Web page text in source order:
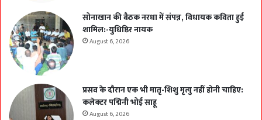
सोनाखान की बैठक नरधा में संपन्न, विधायक कविता हुई
शामिल:-युधिष्ठिर नायक
August 6, 2026
प्रसव के दौरान एक भी मातृ-शिशु मृत्यु नहीं होनी चाहिए:
कलेक्टर पद्मिनी भोई साहू
August 6, 2026